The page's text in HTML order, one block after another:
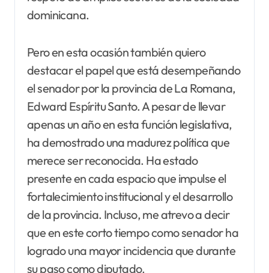
dominicana.
Pero en esta ocasión también quiero
destacar el papel que está desempeñando
el senador por la provincia de La Romana,
Edward Espíritu Santo. A pesar de llevar
apenas un año en esta función legislativa,
ha demostrado una madurez política que
merece ser reconocida. Ha estado
presente en cada espacio que impulse el
fortalecimiento institucional y el desarrollo
de la provincia. Incluso, me atrevo a decir
que en este corto tiempo como senador ha
logrado una mayor incidencia que durante
su paso como diputado.